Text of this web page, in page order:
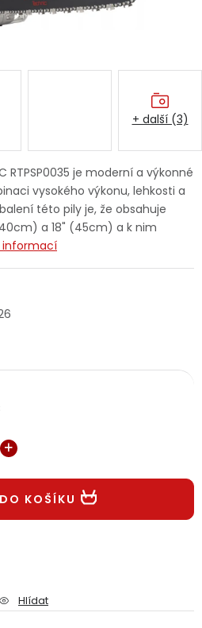
objednávky?
obchodu
Reklamační řád
RTPSP0035 je moderní a výkonné
vysokého výkonu, lehkosti a
této pily je, že obsahuje
a 18" (45cm) a k nim
informací
KOŠÍKU
Hlídat
+ další (3)